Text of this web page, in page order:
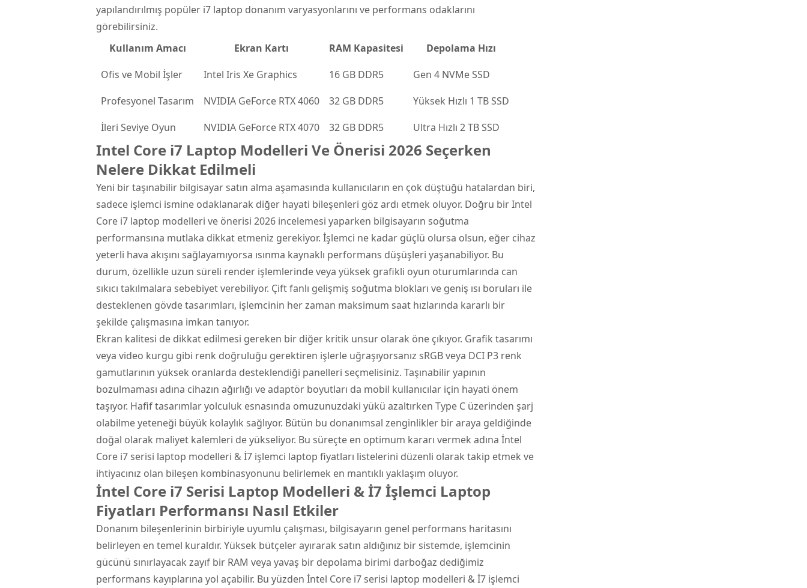
yapılandırılmış popüler i7 laptop donanım varyasyonlarını ve performans odaklarını
görebilirsiniz.
Kullanım Amacı
Ekran Kartı RAM Kapasitesi
Depolama Hızı
Ofis ve Mobil İşler
Intel Iris Xe Graphics 16 GB DDR5
Gen 4 NVMe SSD
Profesyonel Tasarım
NVIDIA GeForce RTX 4060 32 GB DDR5
Yüksek Hızlı 1 TB SSD
İleri Seviye Oyun
NVIDIA GeForce RTX 4070 32 GB DDR5 Ultra Hızlı 2 TB SSD
Intel Core i7 Laptop Modelleri Ve Önerisi 2026 Seçerken
Nelere Dikkat Edilmeli
Yeni bir taşınabilir bilgisayar satın alma aşamasında kullanıcıların en çok düştüğü hatalardan biri,
sadece işlemci ismine odaklanarak diğer hayati bileşenleri göz ardı etmek oluyor. Doğru bir Intel
Core i7 laptop modelleri ve önerisi 2026 incelemesi yaparken bilgisayarın soğutma
performansına mutlaka dikkat etmeniz gerekiyor. İşlemci ne kadar güçlü olursa olsun, eğer cihaz
yeterli hava akışını sağlayamıyorsa ısınma kaynaklı performans düşüşleri yaşanabiliyor. Bu
durum, özellikle uzun süreli render işlemlerinde veya yüksek grafikli oyun oturumlarında can
sıkıcı takılmalara sebebiyet verebiliyor. Çift fanlı gelişmiş soğutma blokları ve geniş ısı boruları ile
desteklenen gövde tasarımları, işlemcinin her zaman maksimum saat hızlarında kararlı bir
şekilde çalışmasına imkan tanıyor.
Ekran kalitesi de dikkat edilmesi gereken bir diğer kritik unsur olarak öne çıkıyor. Grafik tasarımı
veya video kurgu gibi renk doğruluğu gerektiren işlerle uğraşıyorsanız sRGB veya DCI P3 renk
gamutlarının yüksek oranlarda desteklendiği panelleri seçmelisiniz. Taşınabilir yapının
bozulmaması adına cihazın ağırlığı ve adaptör boyutları da mobil kullanıcılar için hayati önem
taşıyor. Hafif tasarımlar yolculuk esnasında omuzunuzdaki yükü azaltırken Type C üzerinden şarj
olabilme yeteneği büyük kolaylık sağlıyor. Bütün bu donanımsal zenginlikler bir araya geldiğinde
doğal olarak maliyet kalemleri de yükseliyor. Bu süreçte en optimum kararı vermek adına İntel
Core i7 serisi laptop modelleri & İ7 işlemci laptop fiyatları listelerini düzenli olarak takip etmek ve
ihtiyacınız olan bileşen kombinasyonunu belirlemek en mantıklı yaklaşım oluyor.
İntel Core i7 Serisi Laptop Modelleri & İ7 İşlemci Laptop
Fiyatları Performansı Nasıl Etkiler
Donanım bileşenlerinin birbiriyle uyumlu çalışması, bilgisayarın genel performans haritasını
belirleyen en temel kuraldır. Yüksek bütçeler ayırarak satın aldığınız bir sistemde, işlemcinin
gücünü sınırlayacak zayıf bir RAM veya yavaş bir depolama birimi darboğaz dediğimiz
performans kayıplarına yol açabilir. Bu yüzden İntel Core i7 serisi laptop modelleri & İ7 işlemci